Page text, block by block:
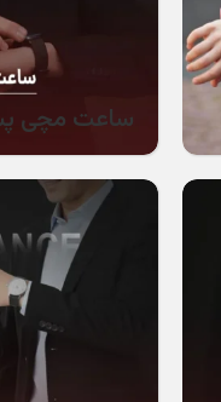
ساعت مچی